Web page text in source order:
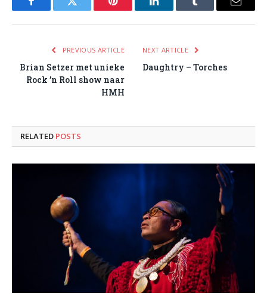
FacebookTwitter Pinterest LinkedInTumblr Email
PREVIOUS ARTICLE
Brian Setzer met unieke
Rock ’n Roll show naar
HMH
NEXT ARTICLE
Daughtry – Torches
RELATED POSTS